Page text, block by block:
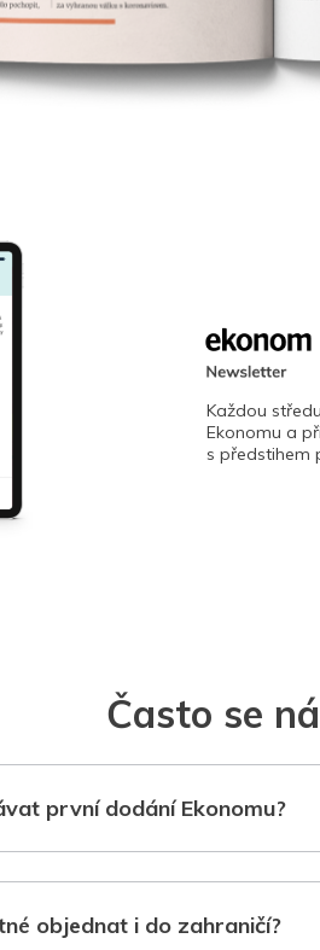
Každou
Ekonomu a
s předstihem
Často se
první dodání Ekonomu?
objednat i do zahraničí?